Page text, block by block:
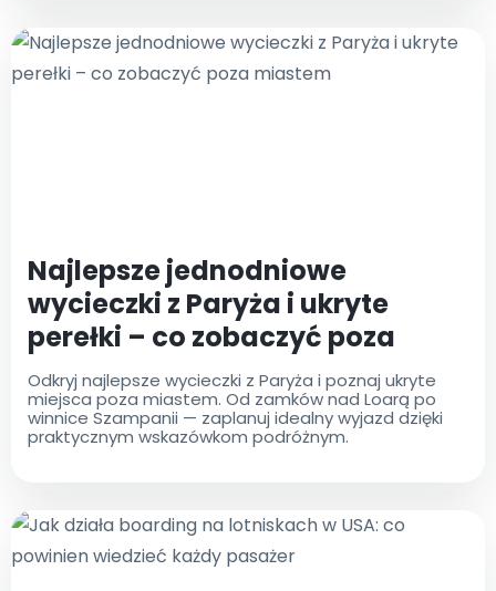
Najlepsze jednodniowe
wycieczki z Paryża i ukryte
perełki – co zobaczyć poza
miastem
Odkryj najlepsze wycieczki z Paryża i poznaj ukryte
miejsca poza miastem. Od zamków nad Loarą po
winnice Szampanii — zaplanuj idealny wyjazd dzięki
praktycznym wskazówkom podróżnym.